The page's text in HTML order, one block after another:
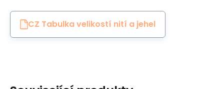
CZ Tabulka velikostí nití a jehel